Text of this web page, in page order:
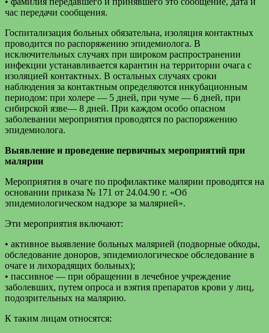
час передачи сообщения.
Госпитализация больных обязательна, изоляция контактных
проводится по распоряжению эпидемиолога. В
исключительных случаях при широком распространении
инфекции устанавливается карантин на территории очага с
изоляцией контактных. В остальных случаях сроки
наблюдения за контактным определяются инкубационным
периодом: при холере — 5 дней, при чуме — 6 дней, при
сибирской язве— 8 дней. При каждом особо опасном
заболевании мероприятия проводятся по распоряжению
эпидемиолога.
Выявление и проведение первичных мероприятий при
малярии
Мероприятия в очаге по профилактике малярии проводятся на
основании приказа № 171 от 24.04.90 г. «Об
эпидемиологическом надзоре за малярией».
Эти мероприятия включают:
• активное выявление больных малярией (подворные обходы,
обследование доноров, эпидемиологическое обследование в
очаге и лихорадящих больных);
• пассивное — при обращении в лечебное учреждение
заболевших, путем опроса и взятия препаратов крови у лиц,
подозрительных на малярию.
К таким лицам относятся: